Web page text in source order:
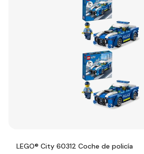
LEGO® City 60312 Coche de policía